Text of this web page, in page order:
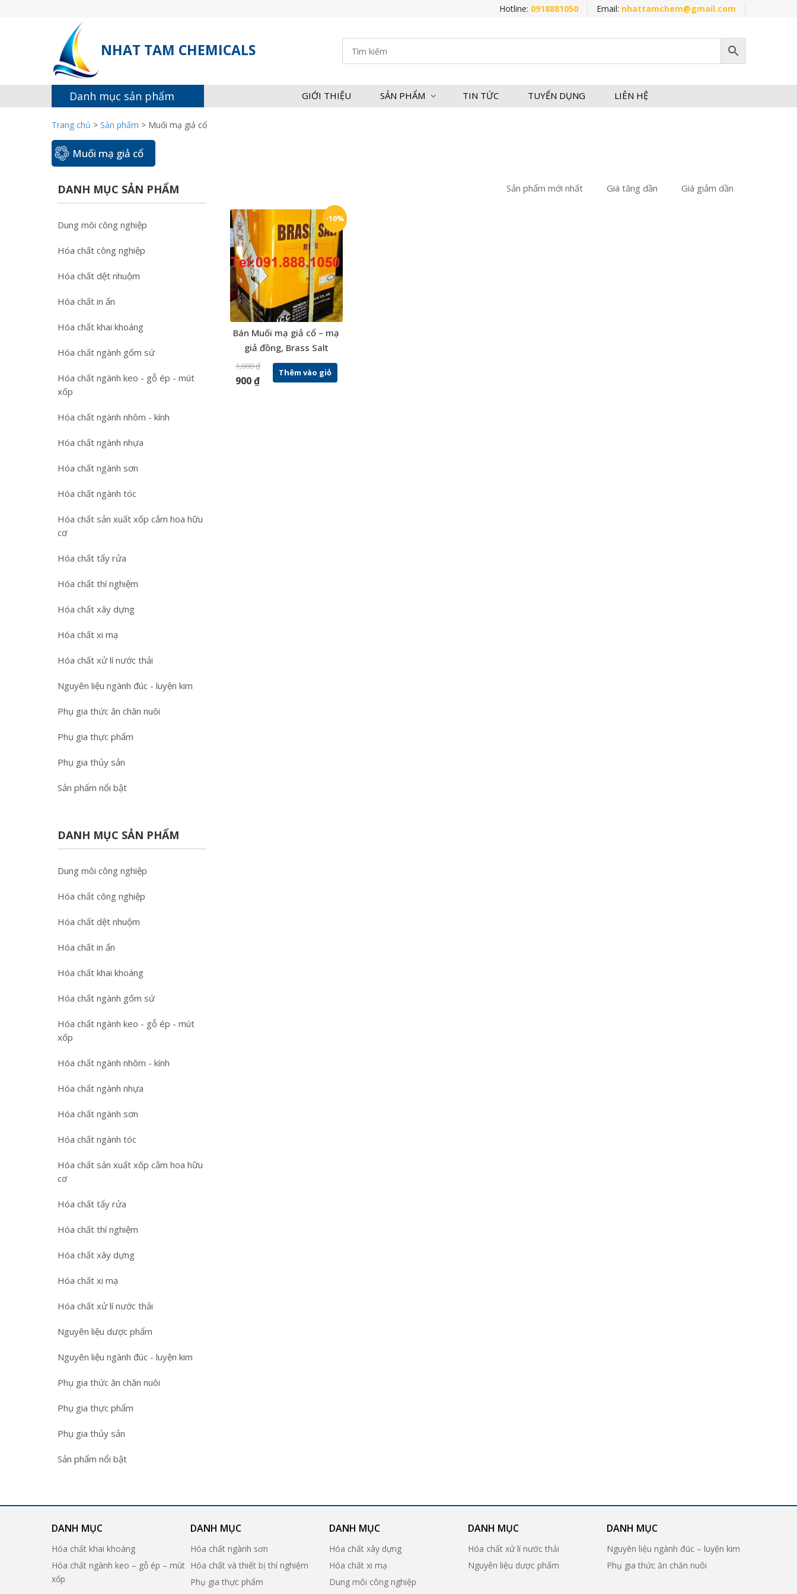
Hotline: 0918881050 Email: nhattamchem@gmail.com
NHAT TAM CHEMICALS
Danh mục sản phẩm GIỚI THIỆU SẢN PHẨM TIN TỨC TUYỂN DỤNG LIÊN HỆ
Trang chủ > Sản phẩm > Muối mạ giả cổ
Muối mạ giả cổ
Sản phẩm mới nhất Giá tăng dần Giá giảm dần
-10%
Bán Muối mạ giả cổ – mạ
giả đồng, Brass Salt
1,000₫
900₫
Thêm vào giỏ
DANH MỤC SẢN PHẨM
Dung môi công nghiệp
Hóa chất công nghiệp
Hóa chất dệt nhuộm
Hóa chất in ấn
Hóa chất khai khoáng
Hóa chất ngành gốm sứ
Hóa chất ngành keo - gỗ ép - mút
xốp
Hóa chất ngành nhôm - kính
Hóa chất ngành nhựa
Hóa chất ngành sơn
Hóa chất ngành tóc
Hóa chất sản xuất xốp cắm hoa hữu
cơ
Hóa chất tẩy rửa
Hóa chất thí nghiệm
Hóa chất xây dựng
Hóa chất xi mạ
Hóa chất xử lí nước thải
Nguyên liệu ngành đúc - luyện kim
Phụ gia thức ăn chăn nuôi
Phụ gia thực phẩm
Phụ gia thủy sản
Sản phẩm nổi bật
DANH MỤC SẢN PHẨM
Dung môi công nghiệp
Hóa chất công nghiệp
Hóa chất dệt nhuộm
Hóa chất in ấn
Hóa chất khai khoáng
Hóa chất ngành gốm sứ
Hóa chất ngành keo - gỗ ép - mút
xốp
Hóa chất ngành nhôm - kính
Hóa chất ngành nhựa
Hóa chất ngành sơn
Hóa chất ngành tóc
Hóa chất sản xuất xốp cắm hoa hữu
cơ
Hóa chất tẩy rửa
Hóa chất thí nghiệm
Hóa chất xây dựng
Hóa chất xi mạ
Hóa chất xử lí nước thải
Nguyên liệu dược phẩm
Nguyên liệu ngành đúc - luyện kim
Phụ gia thức ăn chăn nuôi
Phụ gia thực phẩm
Phụ gia thủy sản
Sản phẩm nổi bật
DANH MỤC
Hóa chất khai khoáng
Hóa chất ngành keo – gỗ ép – mút
xốp
DANH MỤC
Hóa chất ngành sơn
Hóa chất và thiết bị thí nghiệm
Phụ gia thực phẩm
DANH MỤC
Hóa chất xây dựng
Hóa chất xi mạ
Dung môi công nghiệp
DANH MỤC
Hóa chất xử lí nước thải
Nguyên liệu dược phẩm
DANH MỤC
Nguyên liệu ngành đúc – luyện kim
Phụ gia thức ăn chăn nuôi